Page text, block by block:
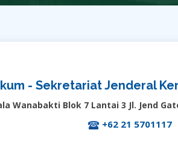
- Sekretariat Jenderal
Wanabakti Blok 7 Lantai 3 Jl. Jend
+62 21 5701117